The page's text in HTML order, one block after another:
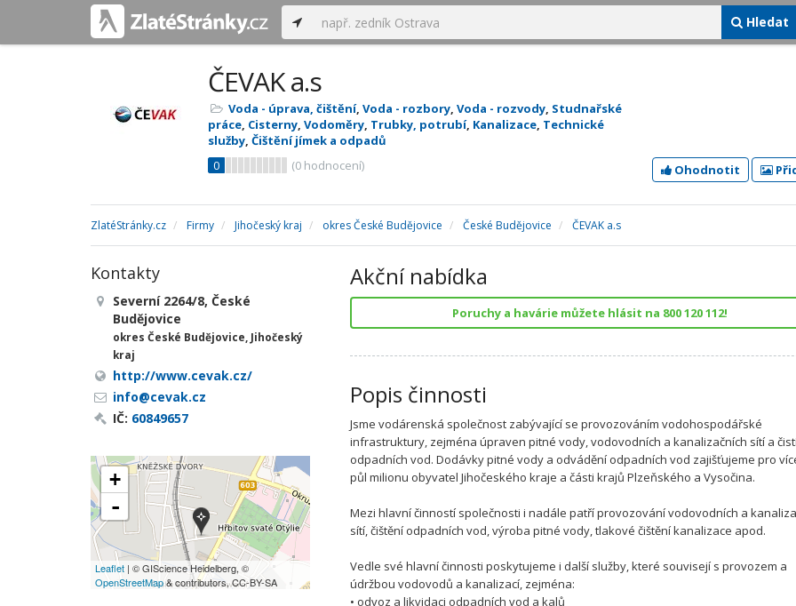
Hledat
ČEVAK a.s
Voda - úprava, čištění, Voda - rozbory, Voda - rozvody, Studnařské
práce, Cisterny, Vodoměry, Trubky, potrubí, Kanalizace, Technické
služby, Čištění jímek a odpadů
0
(0 hodnocení) Ohodnotit
ZlatéStránky.cz Firmy Jihočeský kraj okres České Budějovice České Budějovice ČEVAK a.s
Akční nabídka
Poruchy a havárie můžete hlásit na 800 120 112!
Popis činnosti
Jsme vodárenská společnost zabývající se provozováním vodohospodářské
infrastruktury, zejména úpraven pitné vody, vodovodních a kanalizačních sítí a
odpadních vod. Dodávky pitné vody a odvádění odpadních vod zajišťujeme pro
půl milionu obyvatel Jihočeského kraje a části krajů Plzeňského a Vysočina.
Mezi hlavní činností společnosti i nadále patří provozování vodovodních a
sítí, čištění odpadních vod, výroba pitné vody, tlakové čištění kanalizace apod.
Vedle své hlavní činnosti poskytujeme i další služby, které souvisejí s provozem a
údržbou vodovodů a kanalizací, zejména:
• odvoz a likvidaci odpadních vod a kalů
Kontakty
Severní 2264/8, České
Budějovice
okres České Budějovice, Jihočeský
kraj
http://www.cevak.cz/
info@cevak.cz
IČ: 60849657
+
-
Leaflet | © GIScience Heidelberg, ©
OpenStreetMap& contributors, CC-BY-SA